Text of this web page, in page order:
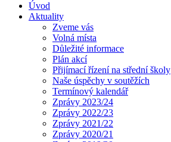
Úvod
Aktuality
Zveme vás
Volná místa
Důležité informace
Plán akcí
Přijímací řízení na střední školy
Naše úspěchy v soutěžích
Termínový kalendář
Zprávy 2023/24
Zprávy 2022/23
Zprávy 2021/22
Zprávy 2020/21